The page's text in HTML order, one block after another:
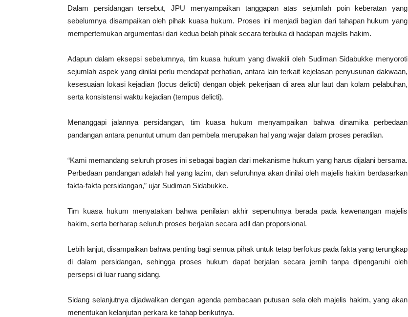
Dalam persidangan tersebut, JPU menyampaikan tanggapan atas sejumlah poin keberatan yang
sebelumnya disampaikan oleh pihak kuasa hukum. Proses ini menjadi bagian dari tahapan hukum yang
mempertemukan argumentasi dari kedua belah pihak secara terbuka di hadapan majelis hakim.
Adapun dalam eksepsi sebelumnya, tim kuasa hukum yang diwakili oleh Sudiman Sidabukke menyoroti
sejumlah aspek yang dinilai perlu mendapat perhatian, antara lain terkait kejelasan penyusunan dakwaan,
kesesuaian lokasi kejadian (locus delicti) dengan objek pekerjaan di area alur laut dan kolam pelabuhan,
serta konsistensi waktu kejadian (tempus delicti).
Menanggapi jalannya persidangan, tim kuasa hukum menyampaikan bahwa dinamika perbedaan
pandangan antara penuntut umum dan pembela merupakan hal yang wajar dalam proses peradilan.
“Kami memandang seluruh proses ini sebagai bagian dari mekanisme hukum yang harus dijalani bersama.
Perbedaan pandangan adalah hal yang lazim, dan seluruhnya akan dinilai oleh majelis hakim berdasarkan
fakta-fakta persidangan,” ujar Sudiman Sidabukke.
Tim kuasa hukum menyatakan bahwa penilaian akhir sepenuhnya berada pada kewenangan majelis
hakim, serta berharap seluruh proses berjalan secara adil dan proporsional.
Lebih lanjut, disampaikan bahwa penting bagi semua pihak untuk tetap berfokus pada fakta yang terungkap
di dalam persidangan, sehingga proses hukum dapat berjalan secara jernih tanpa dipengaruhi oleh
persepsi di luar ruang sidang.
Sidang selanjutnya dijadwalkan dengan agenda pembacaan putusan sela oleh majelis hakim, yang akan
menentukan kelanjutan perkara ke tahap berikutnya.